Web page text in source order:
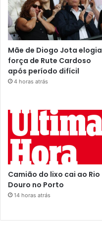
Mãe de Diogo Jota elogia
força de Rute Cardoso
após período difícil
4 horas atrás
Camião do lixo cai ao Rio
Douro no Porto
14 horas atrás